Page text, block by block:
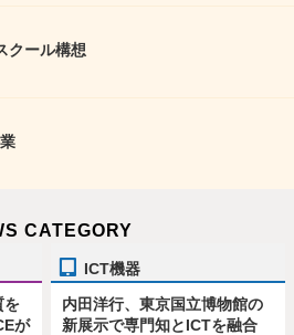
クール構想
CATEGORY
を
が
ICT機器
内田洋行、東京国立博物館の
新展示で専門知とICTを融合